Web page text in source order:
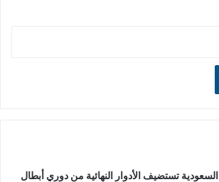
السعودية تستضيف الأدوار النهائية من دوري أبطال